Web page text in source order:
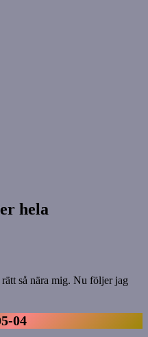
hela
så nära mig. Nu följer jag
04